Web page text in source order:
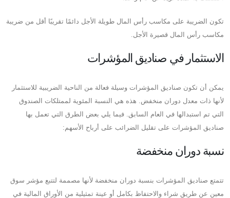
تكون الضريبة على مكاسب رأس المال طويلة الأجل دائمًا تقريبًا أقل من ضريبة
مكاسب رأس المال قصيرة الأجل.
الاستثمار في صناديق المؤشرات
يمكن أن تكون صناديق المؤشرات وسيلة فعالة من الناحية الضريبية للاستثمار
لأنها ذات معدل دوران منخفض. هذه هي النسبة المئوية لممتلكات الصندوق
التي تم استبدالها في العام السابق. فيما يلي بعض الطرق التي تعمل بها
صناديق المؤشرات على تقليل الضرائب على أرباح الأسهم:
نسبة دوران منخفضة
تتمتع صناديق المؤشرات بنسبة دوران منخفضة لأنها مصممة لتتبع مؤشر سوق
معين عن طريق شراء والاحتفاظ بكامل أو عينة تمثيلية من الأوراق المالية في